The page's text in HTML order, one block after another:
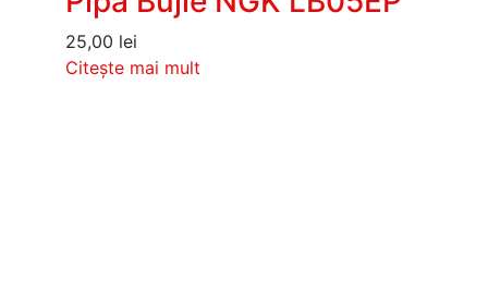
25,00 lei
Citește mai mult